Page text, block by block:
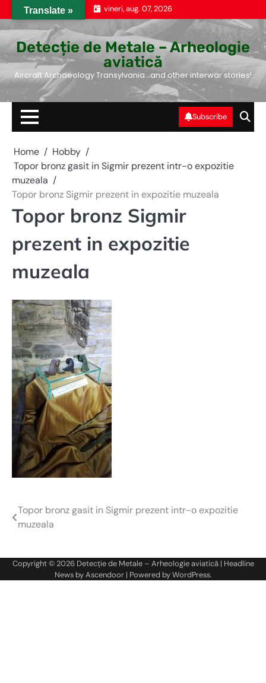
to
vineri, aug. 07, 2026
Detecție de Metale – Arheologie
aviatică
Aircraft Archaeology Transylvania…and other interwar stories!
Subscribe
Home
Hobby
Topor bronz gasit in Sigmir prezent intr-o expozitie
muzeala
Topor bronz Sigmir prezent in expozitie muzeala
Topor bronz Sigmir
prezent in expozitie
muzeala
Navigare
articole
Topor bronz gasit in Sigmir prezent intr-o expozitie
muzeala
Copyright © 2026 Detecție de Metale – Arheologie aviatică| Headline
News byAscendoor| Powered byWordPress.
Translate »